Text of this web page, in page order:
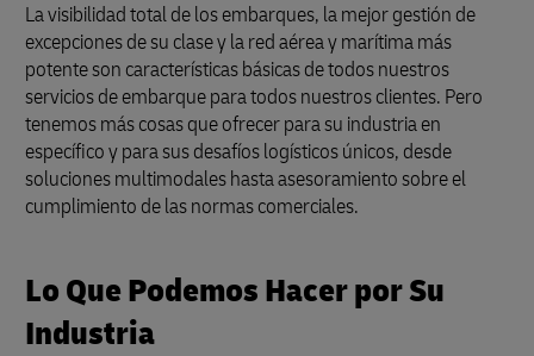
La visibilidad total de los embarques, la mejor gestión de
excepciones de su clase y la red aérea y marítima más
potente son características básicas de todos nuestros
servicios de embarque para todos nuestros clientes. Pero
tenemos más cosas que ofrecer para su industria en
específico y para sus desafíos logísticos únicos, desde
soluciones multimodales hasta asesoramiento sobre el
cumplimiento de las normas comerciales.
Lo Que Podemos Hacer por Su
Industria